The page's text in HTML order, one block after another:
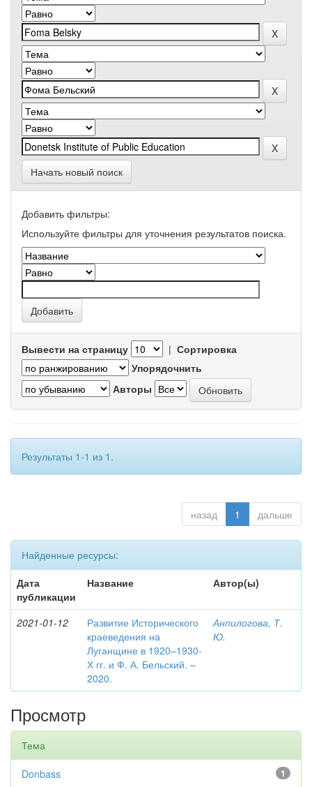
Начать новый поиск
Добавить фильтры:
Используйте фильтры для уточнения результатов поиска.
Вывести на страницу | Сортировка
Упорядочнить
Авторы
Результаты 1-1 из 1.
назад 1 дальше
Найденные ресурсы:
Дата
публикации
Название Автор(ы)
2021-01-12
Развитие Исторического
краеведения на
Луганщине в 1920–1930-
Х гг. и Ф. А. Бельский. –
2020.
Анпилогова, Т.
Ю.
Просмотр
Тема
1
Donbass